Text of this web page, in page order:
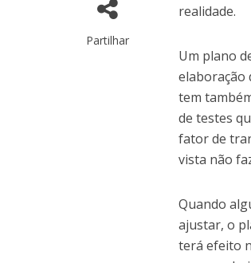
Partilhar
realidade.
Um plano
elaboração
tem
de testes
fator de
vista não
Quando
ajustar, o
terá efeito